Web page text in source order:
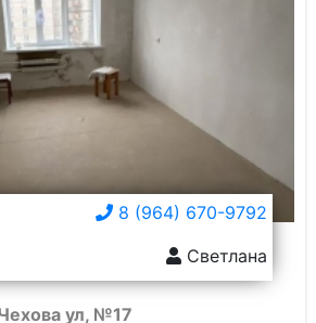
8 (964) 670-9792
Светлана
ул, №17